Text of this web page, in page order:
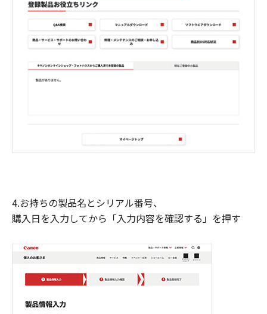
4.お持ちの製品名とシリアル番号、
購入日を入力してから「入力内容を確認する」を押す